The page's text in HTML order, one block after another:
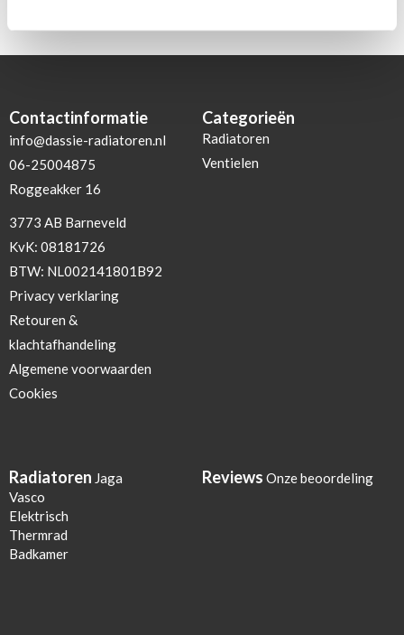
Categorieën
Radiatoren
Ventielen
Radiatoren Jaga
Vasco
Elektrisch
Thermrad
Badkamer
Contactinformatie
info@dassie-radiatoren.nl
06-25004875
Roggeakker 16
3773 AB Barneveld
KvK: 08181726
BTW: NL002141801B92
Privacy verklaring
Retouren &
klachtafhandeling
Algemene voorwaarden
Cookies
Reviews Onze beoordeling